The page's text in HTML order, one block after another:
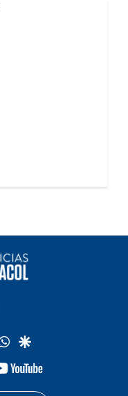
whatsapp
google
youtube-